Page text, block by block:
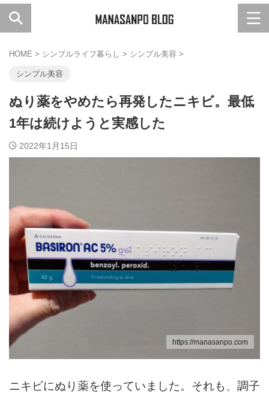
HOME > シンプルライフ暮らし > シンプル美容 >
シンプル美容
ぬり薬をやめたら再発したニキビ。最低
1年は続けようと実感した
2022年1月15日
https://manasanpo.com
ニキビにぬり薬を使っていました。それも、調子